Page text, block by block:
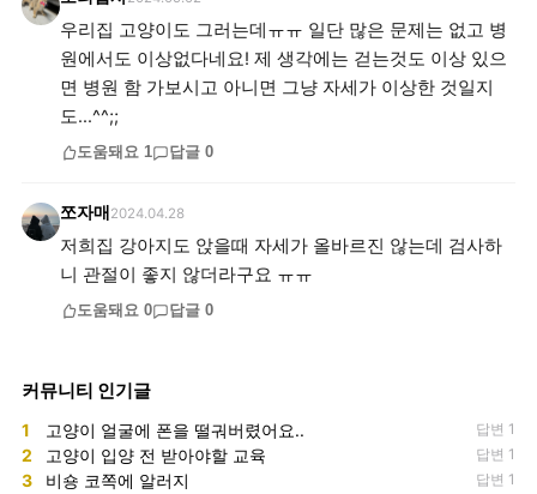
우리집 고양이도 그러는데ㅠㅠ 일단 많은 문제는 없고 병
원에서도 이상없다네요! 제 생각에는 걷는것도 이상 있으
면 병원 함 가보시고 아니면 그냥 자세가 이상한 것일지
도...^^;;
도움돼요 1 답글 0
쪼자매 2024.04.28
저희집 강아지도 앉을때 자세가 올바르진 않는데 검사하
니 관절이 좋지 않더라구요 ㅠㅠ
도움돼요 0 답글 0
커뮤니티 인기글
1 고양이 얼굴에 폰을 떨궈버렸어요.. 답변 1
2 고양이 입양 전 받아야할 교육 답변 1
3 비숑 코쪽에 알러지 답변 1